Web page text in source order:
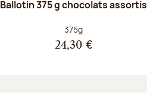
Ballotin 375 g chocolats assortis
Poids net :
375g
24,30 €